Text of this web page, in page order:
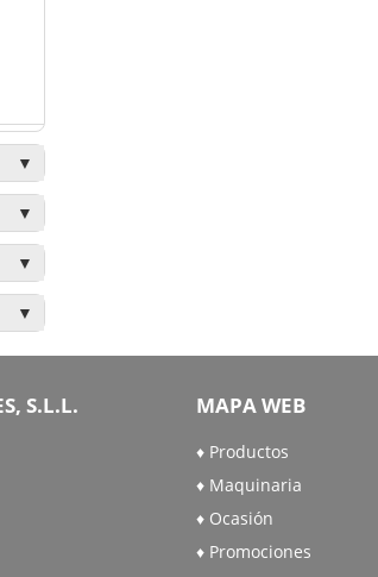
S.L.L. MAPA WEB
Productos
Maquinaria
Ocasión
Promociones